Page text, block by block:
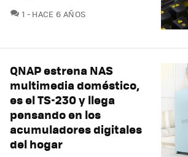
1 COMENTARIOS
HACE 6 AÑOS
QNAP estrena NAS
multimedia doméstico,
es el TS-230 y llega
pensando en los
acumuladores digitales
del hogar